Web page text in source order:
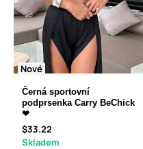
Nové
Černá sportovní
podprsenka Carry BeChick
❤
$33.22
Skladem